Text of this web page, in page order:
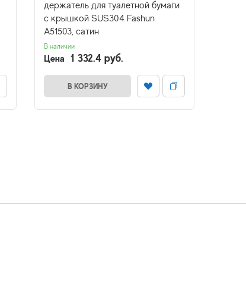
держатель для туалетной бумаги
с крышкой SUS304 Fashun
A51503, сатин
В наличии
Цена 1 332.4 руб.
В КОРЗИНУ